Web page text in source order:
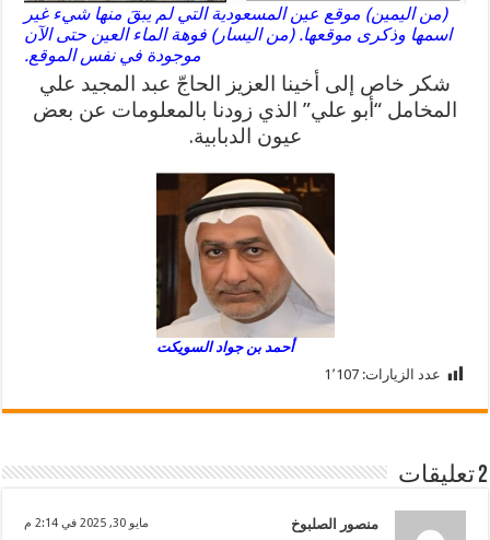
(من اليمين) موقع عين المسعودية التي لم يبقَ منها شيء غير
اسمها وذكرى موقعها. (من اليسار) فوهة الماء العين حتى الآن
موجودة في نفس الموقع.
شكر خاص إلى أخينا العزيز الحاجّ عبد المجيد علي
المخامل “أبو علي” الذي زودنا بالمعلومات عن بعض
عيون الدبابية.
أحمد بن جواد السويكت
عدد الزيارات: 1٬107
2 تعليقات
منصور الصلبوخ مايو 30, 2025 في 2:14 م